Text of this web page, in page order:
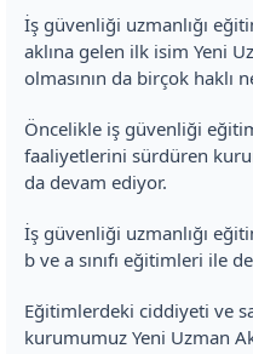
İş güvenliği uzmanlığı
aklına gelen ilk isim Yeni
olmasının da birçok haklı
Öncelikle iş güvenliği
faaliyetlerini sürdüren
da devam ediyor.
İş güvenliği uzmanlığı
b ve a sınıfı eğitimleri ile
Eğitimlerdeki ciddiyeti ve
kurumumuz Yeni Uzman